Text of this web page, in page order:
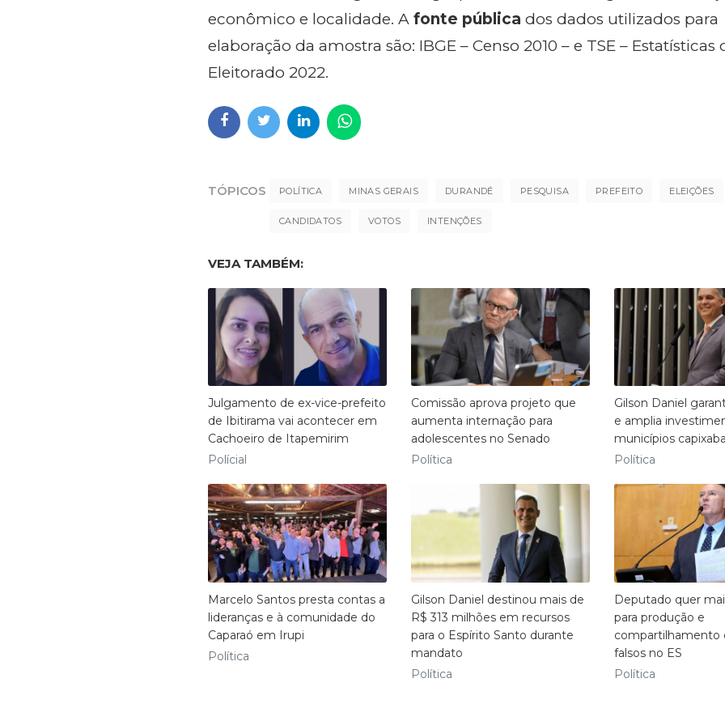
econômico e localidade. A fonte pública dos dados utilizados para
elaboração da amostra são: IBGE – Censo 2010 – e TSE – Estatísticas
Eleitorado 2022.
TÓPICOS POLÍTICA MINAS GERAIS DURANDÉ PESQUISA PREFEITO ELEIÇÕES
CANDIDATOS VOTOS INTENÇÕES
VEJA TAMBÉM:
Julgamento de ex-vice-prefeito
de Ibitirama vai acontecer em
Cachoeiro de Itapemirim
Polícial
Comissão aprova projeto que
aumenta internação para
adolescentes no Senado
Política
Gilson Daniel
e amplia
municípios
Política
Marcelo Santos presta contas a
lideranças e à comunidade do
Caparaó em Irupi
Política
Gilson Daniel destinou mais de
R$ 313 milhões em recursos
para o Espírito Santo durante
mandato
Política
Deputado quer
para produção e
compartilhamento
falsos no ES
Política